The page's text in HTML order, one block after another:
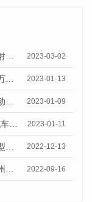
2023-03-02
2023-01-13
2023-01-09
2023-01-11
2022-12-13
2022-09-16